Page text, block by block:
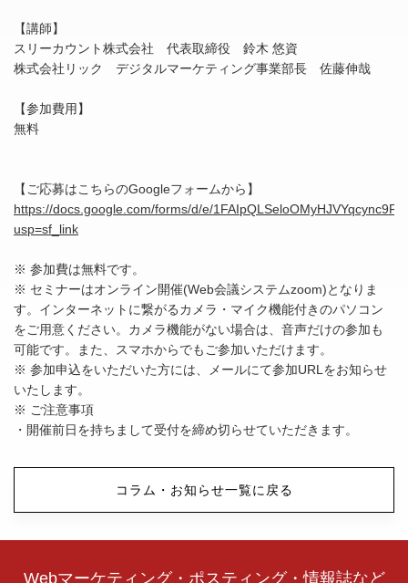
【講師】
スリーカウント株式会社 代表取締役 鈴木 悠資
株式会社リック デジタルマーケティング事業部長 佐藤伸哉
【参加費用】
無料
【ご応募はこちらのGoogleフォームから】
https://docs.google.com/forms/d/e/
usp=sf_link
※ 参加費は無料です。
※ セミナーはオンライン開催(Web会議システムzoom)となりま
す。インターネットに繋がるカメラ・マイク機能付きのパソコン
をご用意ください。カメラ機能がない場合は、音声だけの参加も
可能です。また、スマホからでもご参加いただけます。
※ 参加申込をいただいた方には、メールにて参加URLをお知らせ
いたします。
※ ご注意事項
・開催前日を持ちまして受付を締め切らせていただきます。
コラム・お知らせ一覧に戻る
Webマーケティング・ポスティング・情報誌など